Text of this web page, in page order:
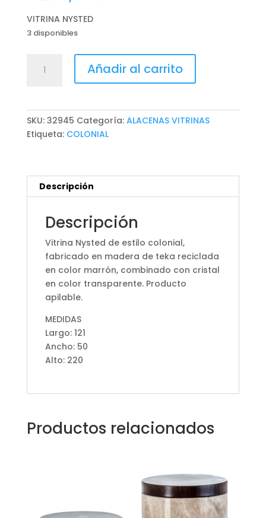
VITRINA NYSTED
3 disponibles
NYSTED
Añadir al carrito
SKU: 32945 Categoría: ALACENAS VITRINAS
Etiqueta: COLONIAL
Descripción
Descripción
Vitrina Nysted de estilo colonial,
fabricado en madera de teka reciclada
en color marrón, combinado con cristal
en color transparente. Producto
apilable.
MEDIDAS
Largo: 121
Ancho: 50
Alto: 220
Productos relacionados